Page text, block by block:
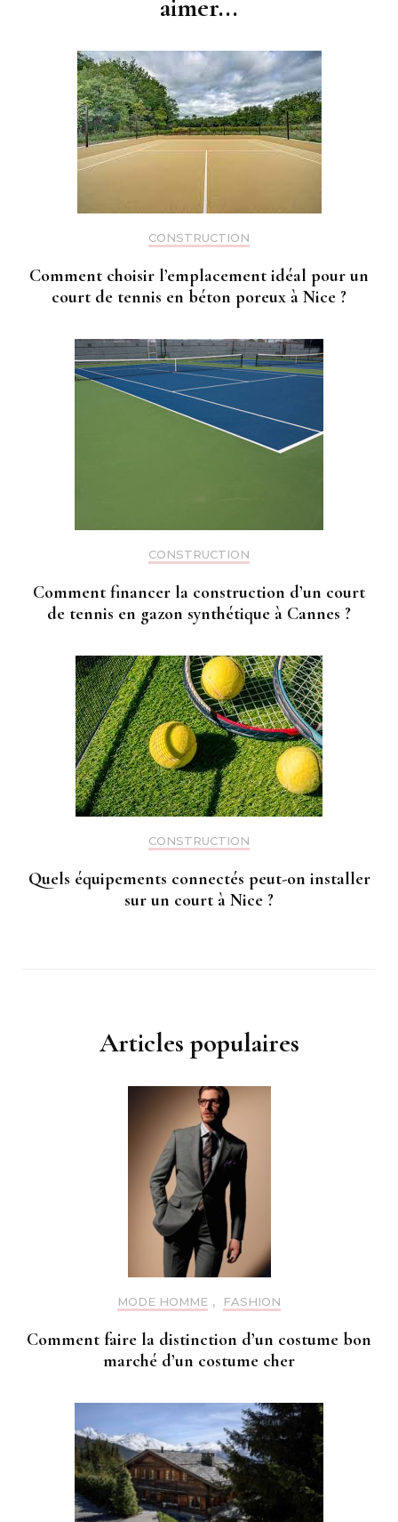
aimer...
CONSTRUCTION
Comment choisir l’emplacement idéal pour un
court de tennis en béton poreux à Nice ?
CONSTRUCTION
Comment financer la construction d’un court
de tennis en gazon synthétique à Cannes ?
CONSTRUCTION
Quels équipements connectés peut-on installer
sur un court à Nice ?
Articles populaires
MODE HOMME , FASHION
Comment faire la distinction d’un costume bon
marché d’un costume cher